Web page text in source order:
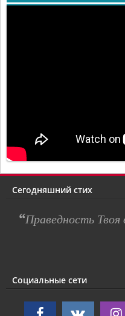
Сегодняшний стих
“Праведность Твоя
Социальные сети